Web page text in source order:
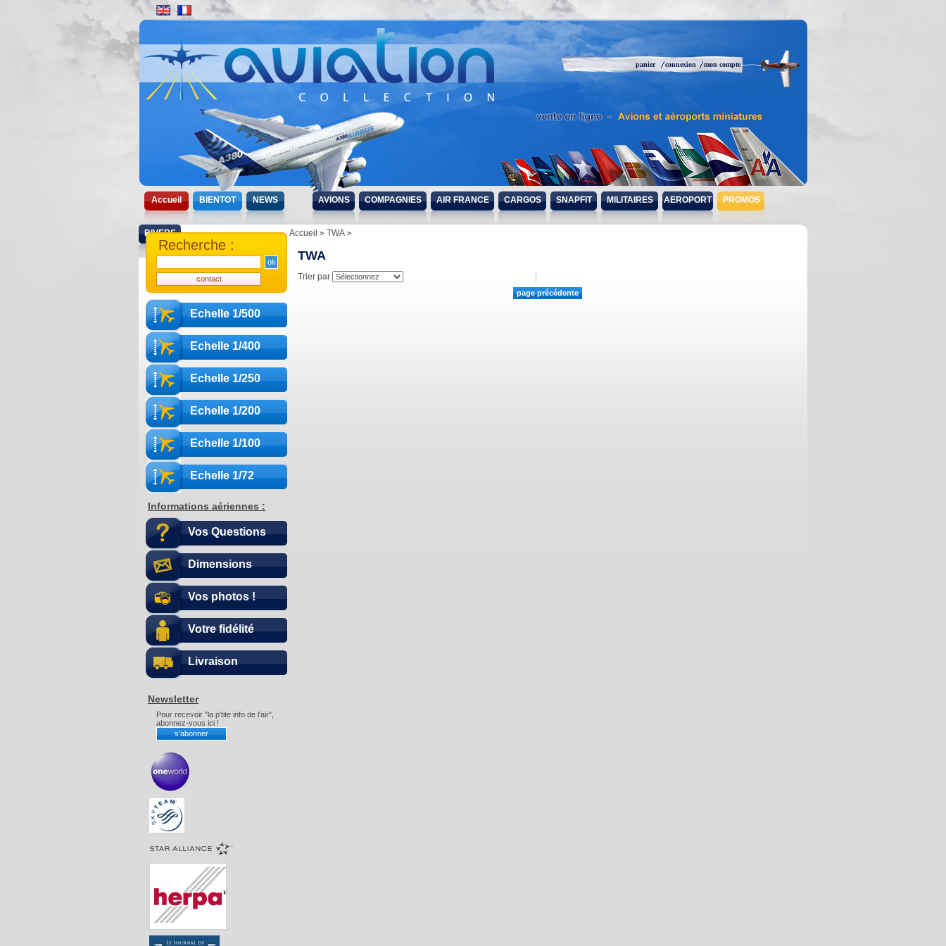
mon compte
connexion
panier
Accueil BIENTOT NEWS AVIONS COMPAGNIES AIR FRANCE CARGOS SNAPFIT MILITAIRES AEROPORT PROMOS
DIVERS
Echelle 1/500
Echelle 1/400
Echelle 1/250
Echelle 1/200
Echelle 1/100
Echelle 1/72
Informations aériennes :
Vos Questions
Dimensions
Vos photos !
Votre fidélité
Livraison
Recherche :
Newsletter
Pour recevoir "la p'tite info de l'air",
abonnez-vous ici !
Accueil TWA
TWA
Trier par